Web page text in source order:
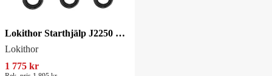
Lokithor Starthjälp J2250 PRO
Lokithor
1 775 kr